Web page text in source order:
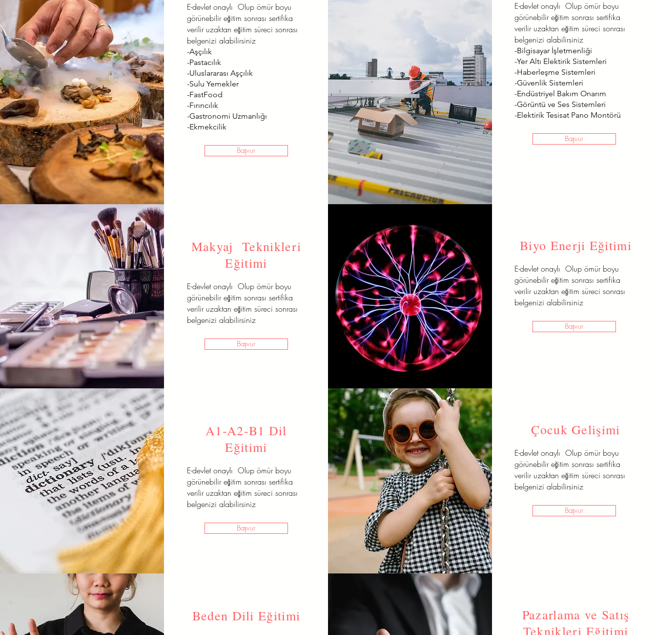
E-devlet onaylı Olup ömür boyu
görünebilir eğitim sonrası sertifika
verilir uzaktan eğitim süreci sonrası
belgenizi alabilirsiniz
-Aşçılık
-Pastacılık
-Uluslararası Aşçılık
-Sulu Yemekler
-FastFood
-Fırıncılık
-Gastronomi Uzmanlığı
-Ekmekcilik
Başvur
E-devlet onaylı Olup ömür boyu
görünebilir eğitim sonrası sertifika
verilir uzaktan eğitim süreci sonrası
belgenizi alabilirsiniz
-Bilgisayar İşletmenliği
-Yer Altı Elektirik Sistemleri
-Haberleşme Sistemleri
-Güvenlik Sistemleri
-Endüstriyel Bakım Onarım
-Görüntü ve Ses Sistemleri
-Elektirik Tesisat Pano Montörü
Başvur
Makyaj Teknikleri
Eğitimi
E-devlet onaylı Olup ömür boyu
görünebilir eğitim sonrası sertifika
verilir uzaktan eğitim süreci sonrası
belgenizi alabilirsiniz
Başvur
Biyo Enerji Eğitimi
E-devlet onaylı Olup ömür boyu
görünebilir eğitim sonrası sertifika
verilir uzaktan eğitim süreci sonrası
belgenizi alabilirsiniz
Başvur
A1-A2-B1 Dil
Eğitimi
E-devlet onaylı Olup ömür boyu
görünebilir eğitim sonrası sertifika
verilir uzaktan eğitim süreci sonrası
belgenizi alabilirsiniz
Başvur
Çocuk Gelişimi
E-devlet onaylı Olup ömür boyu
görünebilir eğitim sonrası sertifika
verilir uzaktan eğitim süreci sonrası
belgenizi alabilirsiniz
Başvur
Beden Dili Eğitimi
Pazarlama ve Satış
Teknikleri Eğitimi